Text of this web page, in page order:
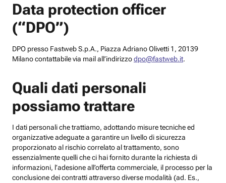
Data protection officer
(“DPO”)
DPO presso Fastweb S.p.A., Piazza Adriano Olivetti 1, 20139
Milano contattabile via mail all’indirizzodpo@fastweb.it.
Quali dati personali
possiamo trattare
I dati personali che trattiamo, adottando misure tecniche ed
organizzative adeguate a garantire un livello di sicurezza
proporzionato al rischio correlato al trattamento, sono
essenzialmente quelli che ci hai fornito durante la richiesta di
informazioni, l’adesione all’offerta commerciale, il processo per la
conclusione dei contratti attraverso diverse modalità (ad. Es.,